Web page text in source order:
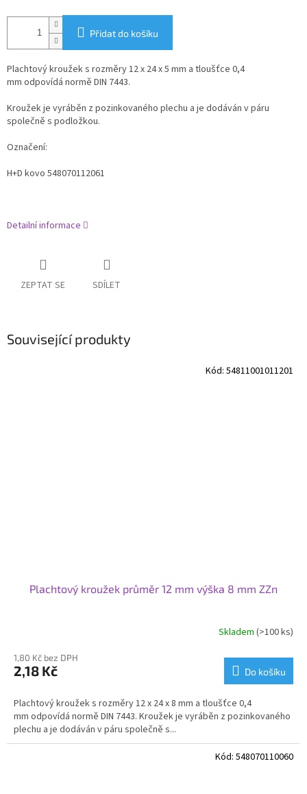
Přidat do košíku
Plachtový kroužek s rozměry 12 x 24 x 5 mm a tloušťce 0,4
mm odpovídá normě DIN 7443.
Kroužek je vyráběn z pozinkovaného plechu a je dodáván v páru
společně s podložkou.
Označení:
H+D kovo 548070112061
Detailní informace
ZEPTAT SE SDÍLET
Související produkty
Plachtový kroužek průměr 12 mm výška 8 mm ZZn
Skladem (>100 ks)
1,80 Kč bez DPH
2,18 Kč Do košíku
Plachtový kroužek s rozměry 12 x 24 x 8 mm a tloušťce 0,4
mm odpovídá normě DIN 7443. Kroužek je vyráběn z pozinkovaného
plechu a je dodáván v páru společně s...
Kód: 54811001011201
Kód: 548070110060